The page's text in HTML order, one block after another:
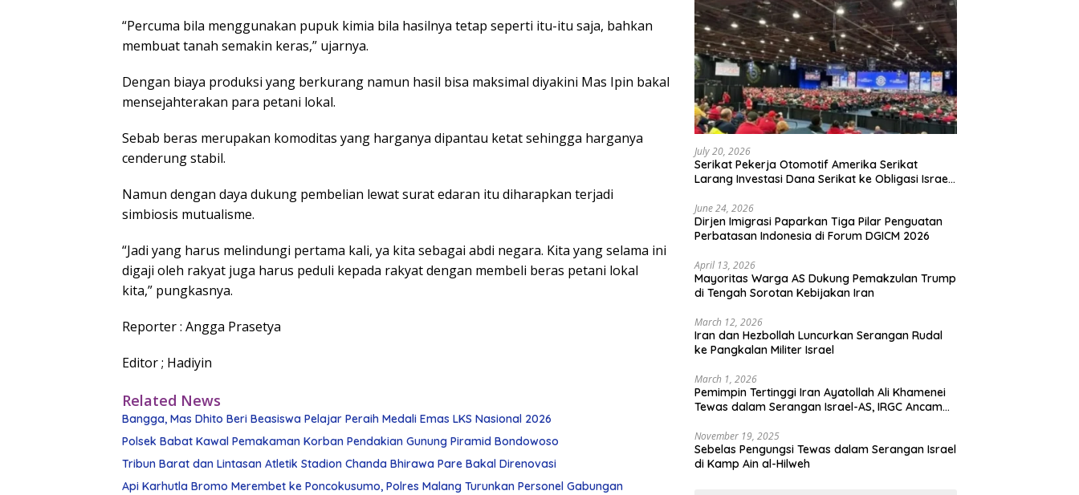
“Percuma bila menggunakan pupuk kimia bila hasilnya tetap seperti itu-itu saja, bahkan
membuat tanah semakin keras,” ujarnya.
Dengan biaya produksi yang berkurang namun hasil bisa maksimal diyakini Mas Ipin bakal
mensejahterakan para petani lokal.
Sebab beras merupakan komoditas yang harganya dipantau ketat sehingga harganya
cenderung stabil.
Namun dengan daya dukung pembelian lewat surat edaran itu diharapkan terjadi
simbiosis mutualisme.
“Jadi yang harus melindungi pertama kali, ya kita sebagai abdi negara. Kita yang selama ini
digaji oleh rakyat juga harus peduli kepada rakyat dengan membeli beras petani lokal
kita,” pungkasnya.
Reporter : Angga Prasetya
Editor ; Hadiyin
Related News
Bangga, Mas Dhito Beri Beasiswa Pelajar Peraih Medali Emas LKS Nasional 2026
Polsek Babat Kawal Pemakaman Korban Pendakian Gunung Piramid Bondowoso
Tribun Barat dan Lintasan Atletik Stadion Chanda Bhirawa Pare Bakal Direnovasi
Api Karhutla Bromo Merembet ke Poncokusumo, Polres Malang Turunkan Personel Gabungan
July 20, 2026
Serikat Pekerja Otomotif Amerika Serikat
Larang Investasi Dana Serikat ke Obligasi Israel,
June 24, 2026
Dirjen Imigrasi Paparkan Tiga Pilar Penguatan
Perbatasan Indonesia di Forum DGICM 2026
April 13, 2026
Mayoritas Warga AS Dukung Pemakzulan Trump
di Tengah Sorotan Kebijakan Iran
March 12, 2026
Iran dan Hezbollah Luncurkan Serangan Rudal
ke Pangkalan Militer Israel
March 1, 2026
Pemimpin Tertinggi Iran Ayatollah Ali Khamenei
Tewas dalam Serangan Israel-AS, IRGC Ancam
November 19, 2025
Sebelas Pengungsi Tewas dalam Serangan Israel
di Kamp Ain al-Hilweh